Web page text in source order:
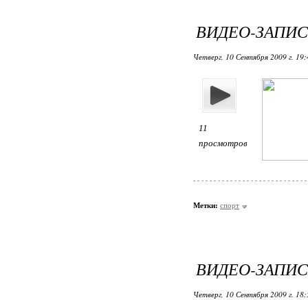
ВИДЕО-
Четверг, 10 Сентября 2009 г.
11
просмотров
Метки: спорт
ВИДЕО-
Четверг, 10 Сентября 2009 г.